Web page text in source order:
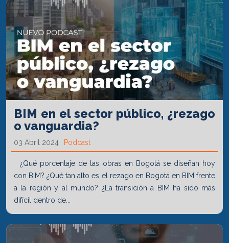
BIM en el sector público, ¿rezago
o vanguardia?
03 Abril 2024 Podcast
¿Qué porcentaje de las obras en Bogotá se diseñan hoy
con BIM? ¿Qué tan alto es el rezago en Bogotá en BIM frente
a la región y al mundo? ¿La transición a BIM ha sido más
difícil dentro de...